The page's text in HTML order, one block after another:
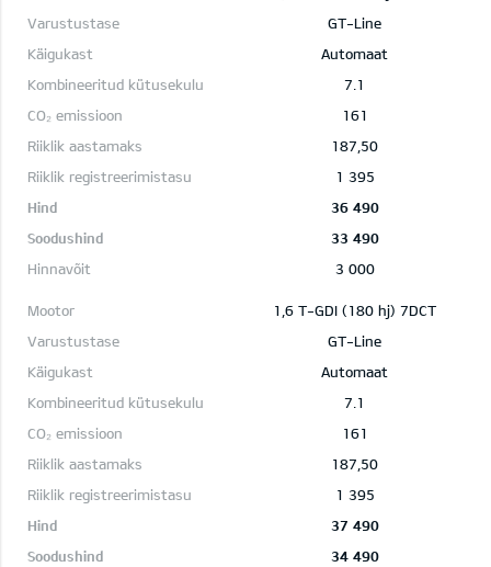
GT-Line
Automaat
7.1
161
187,50
1 395
36 490
33 490
3 000
1,6 T-GDI (180 hj) 7DCT
GT-Line
Automaat
7.1
161
187,50
1 395
37 490
34 490